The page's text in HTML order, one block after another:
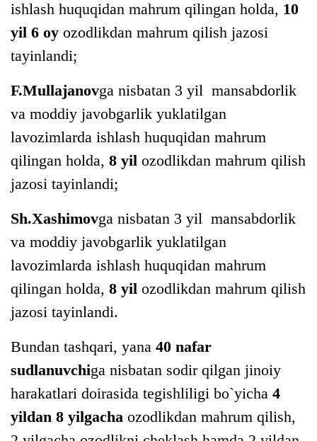
ishlash huquqidan mahrum qilingan holda, 10
yil 6 oy ozodlikdan mahrum qilish jazosi
tayinlandi;
F.Mullajanovga nisbatan 3 yil mansabdorlik
va moddiy javobgarlik yuklatilgan
lavozimlarda ishlash huquqidan mahrum
qilingan holda, 8 yil ozodlikdan mahrum qilish
jazosi tayinlandi;
Sh.Xashimovga nisbatan 3 yil mansabdorlik
va moddiy javobgarlik yuklatilgan
lavozimlarda ishlash huquqidan mahrum
qilingan holda, 8 yil ozodlikdan mahrum qilish
jazosi tayinlandi.
Bundan tashqari, yana 40 nafar
sudlanuvchiga nisbatan sodir qilgan jinoiy
harakatlari doirasida tegishliligi bo`yicha 4
yildan 8 yilgacha ozodlikdan mahrum qilish,